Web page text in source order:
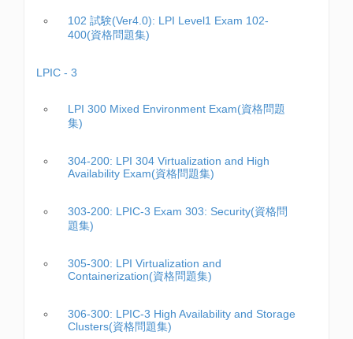
102 試験(Ver4.0): LPI Level1 Exam 102-
400(資格問題集)
LPIC - 3
LPI 300 Mixed Environment Exam(資格問題
集)
304-200: LPI 304 Virtualization and High
Availability Exam(資格問題集)
303-200: LPIC-3 Exam 303: Security(資格問
題集)
305-300: LPI Virtualization and
Containerization(資格問題集)
306-300: LPIC-3 High Availability and Storage
Clusters(資格問題集)